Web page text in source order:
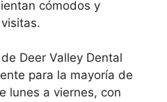
cómodos y
Deer Valley Dental
para la mayoría de
lunes a viernes, con